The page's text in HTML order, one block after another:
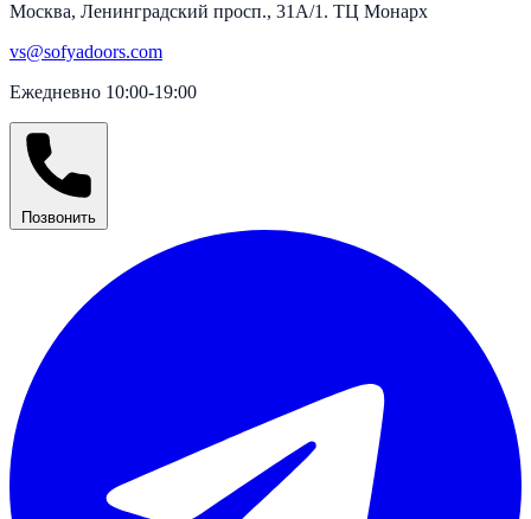
Москва, Ленинградский просп., 31А/1. ТЦ Монарх
vs@sofyadoors.com
Ежедневно 10:00-19:00
Позвонить